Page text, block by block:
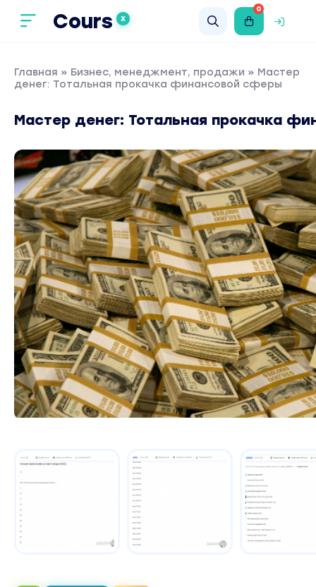
Cours X
0
Главная » Бизнес, менеджмент, продажи » Mаcтер
дeнeг: Тотальная прокачка финансовой сферы
Mаcтер дeнeг: Тотальная прокачка